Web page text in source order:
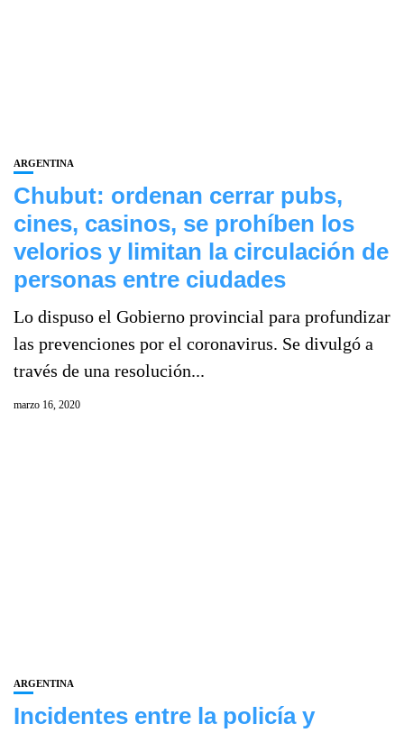
ARGENTINA
Chubut: ordenan cerrar pubs,
cines, casinos, se prohíben los
velorios y limitan la circulación de
personas entre ciudades
Lo dispuso el Gobierno provincial para profundizar
las prevenciones por el coronavirus. Se divulgó a
través de una resolución...
marzo 16, 2020
ARGENTINA
Incidentes entre la policía y